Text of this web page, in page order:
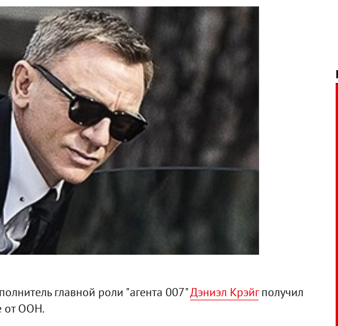
главной роли "агента 007"Дэниэл Крэйгполучил
от ООН.